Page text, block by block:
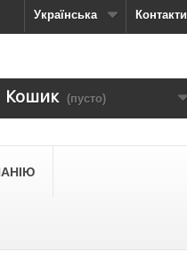
Контакти
Українська
Кошик (пусто)